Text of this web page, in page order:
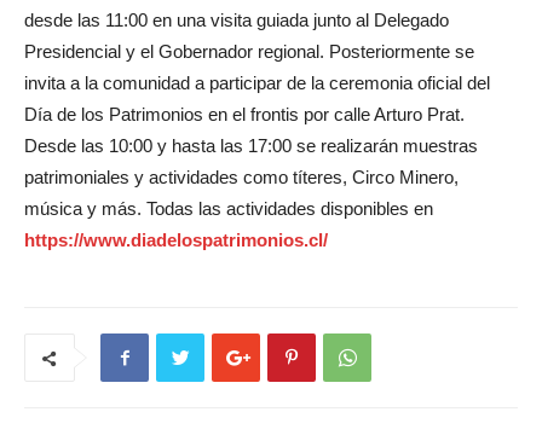
desde las 11:00 en una visita guiada junto al Delegado
Presidencial y el Gobernador regional. Posteriormente se
invita a la comunidad a participar de la ceremonia oficial del
Día de los Patrimonios en el frontis por calle Arturo Prat.
Desde las 10:00 y hasta las 17:00 se realizarán muestras
patrimoniales y actividades como títeres, Circo Minero,
música y más. Todas las actividades disponibles en
https://www.diadelospatrimonios.cl/